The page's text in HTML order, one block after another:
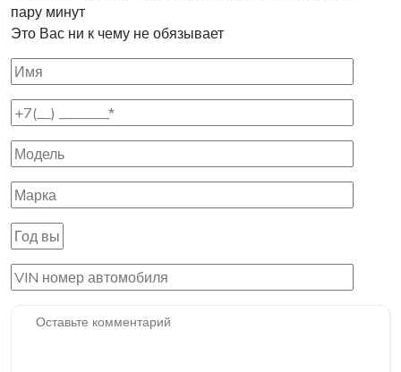
пару минут
Это Вас ни к чему не обязывает